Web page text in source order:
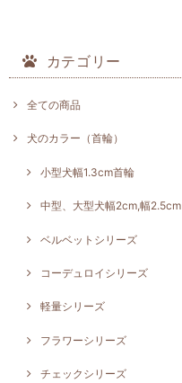
カテゴリー
全ての商品
犬のカラー（首輪）
小型犬幅1.3cm首輪
中型、大型犬幅2cm,幅2.5cm
ベルベットシリーズ
コーデュロイシリーズ
軽量シリーズ
フラワーシリーズ
チェックシリーズ